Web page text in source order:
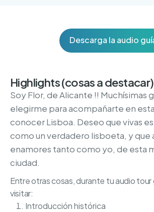
Descarga la audio
Highlights (cosas a destacar)
Soy Flor, de Alicante !! Muchísimas
elegirme para acompañarte en
conocer Lisboa. Deseo que vivas
como un verdadero lisboeta, y que
enamores tanto como yo, de esta
ciudad.
Entre otras cosas, durante tu audio tour
visitar:
Introducción histórica